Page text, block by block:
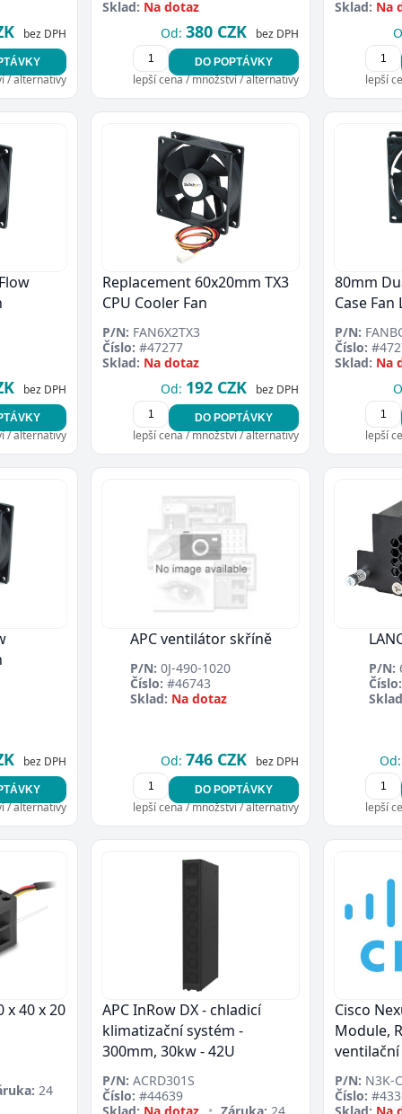
bez DPH
/ alternativy
Sklad: Na dotaz
Od: 380 CZK bez DPH
DO POPTÁVKY
lepší cena / množství / alternativy
Sklad: Na
lepší
bez DPH
/ alternativy
Replacement 60x20mm TX3
CPU Cooler Fan
P/N: FAN6X2TX3
Číslo: #47277
Sklad: Na dotaz
Od: 192 CZK bez DPH
DO POPTÁVKY
lepší cena / množství / alternativy
80mm
Case Fan
P/N:
Číslo:
Sklad: Na
lepší
bez DPH
/ alternativy
APC ventilátor skříně
P/N: 0J-490-1020
Číslo: #46743
Sklad: Na dotaz
Od: 746 CZK bez DPH
DO POPTÁVKY
lepší cena / množství / alternativy
P/N:
Číslo:
Od:
lepší
x 40 x 20
24
APC InRow DX - chladicí
klimatizační systém -
300mm, 30kw - 42U
P/N: ACRD301S
Číslo: #44639
Cisco
Module,
P/N: N3K-
Číslo: